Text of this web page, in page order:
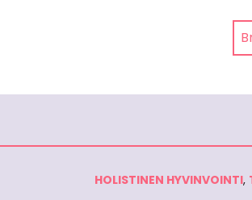
HOLISTINEN HYVINVOINTI,